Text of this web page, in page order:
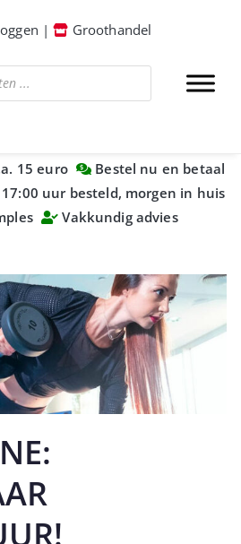
| Groothandel
15 euro
Bestel nu en betaal
uur besteld, morgen in huis
Vakkundig advies